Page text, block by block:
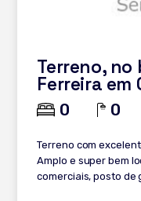
Terreno, no
Ferreira em
0 0
Terreno com
Amplo e super bem
comerciais, posto de